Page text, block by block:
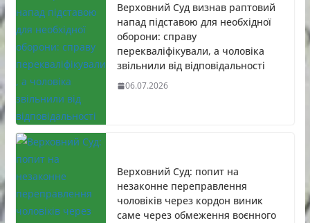
Верховний Суд визнав раптовий
напад підставою для необхідної
оборони: справу
перекваліфікували, а чоловіка
звільнили від відповідальності
06.07.2026
Верховний Суд: попит на
незаконне переправлення
чоловіків через кордон виник
саме через обмеження воєнного